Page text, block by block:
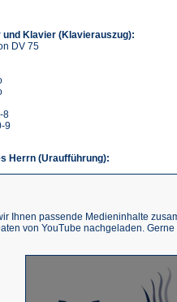
und Klavier (Klavierauszug):
DV 75
8
9
Herrn (Uraufführung):
Ihnen passende Medieninhalte
von YouTube nachgeladen.